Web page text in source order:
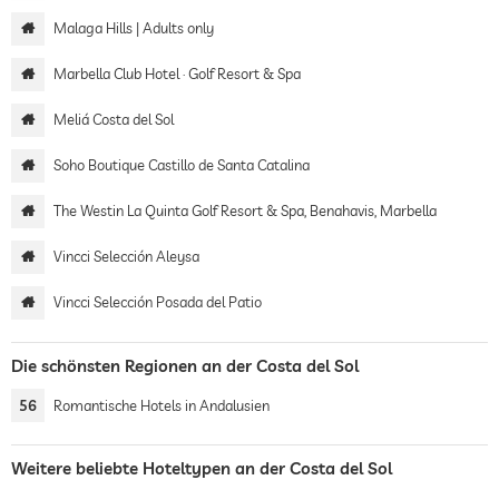
Malaga Hills | Adults only
Marbella Club Hotel · Golf Resort & Spa
Meliá Costa del Sol
Soho Boutique Castillo de Santa Catalina
The Westin La Quinta Golf Resort & Spa, Benahavis, Marbella
Vincci Selección Aleysa
Vincci Selección Posada del Patio
Die schönsten Regionen an der Costa del Sol
56 Romantische Hotels in Andalusien
Weitere beliebte Hoteltypen an der Costa del Sol